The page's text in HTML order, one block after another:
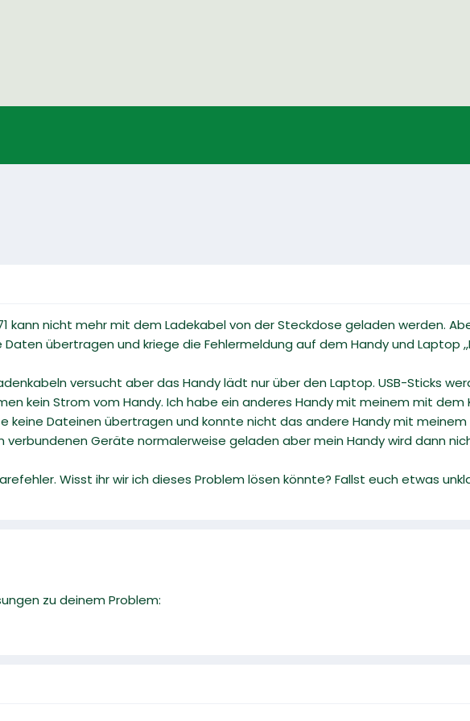
kann nicht mehr mit dem Ladekabel von der Steckdose geladen werden.
Daten übertragen und kriege die Fehlermeldung auf dem Handy und Laptop
versucht aber das Handy lädt nur über den Laptop. USB-Sticks
kein Strom vom Handy. Ich habe ein anderes Handy mit meinem mit dem
keine Dateinen übertragen und konnte nicht das andere Handy mit meinem
verbundenen Geräte normalerweise geladen aber mein Handy wird dann
Wisst ihr wir ich dieses Problem lösen könnte? Fallst euch etwas
zu deinem Problem: